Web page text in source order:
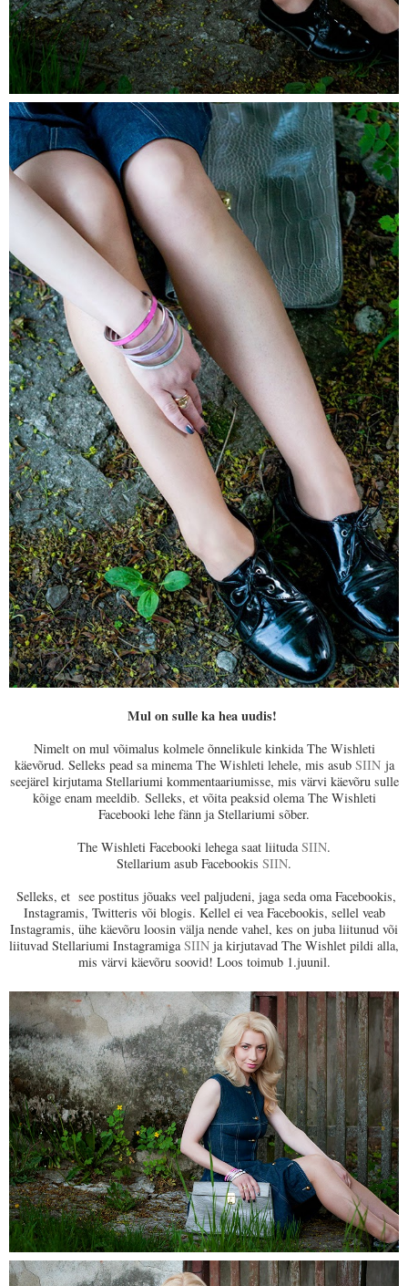
Mul on sulle ka hea uudis!
Nimelt on mul võimalus kolmele õnnelikule kinkida The Wishleti
käevõrud. Selleks pead sa minema The Wishleti lehele, mis asub SIINja
seejärel kirjutama Stellariumi kommentaariumisse, mis värvi käevõru sulle
kõige enam meeldib. Selleks, et võita peaksid olema The Wishleti
Facebooki lehe fänn ja Stellariumi sõber.
The Wishleti Facebooki lehega saat liitudaSIIN.
Stellarium asub Facebookis SIIN.
Selleks, et see postitus jõuaks veel paljudeni, jaga seda oma Facebookis,
Instagramis, Twitteris või blogis. Kellel ei vea Facebookis, sellel veab
Instagramis, ühe käevõru loosin välja nende vahel, kes on juba liitunud või
liituvad Stellariumi InstagramigaSIIN ja kirjutavad The Wishlet pildi alla,
mis värvi käevõru soovid! Loos toimub 1.juunil.